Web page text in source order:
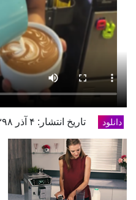
دانلود تاریخ انتشار: ۴ آذر ۱۳۹۸